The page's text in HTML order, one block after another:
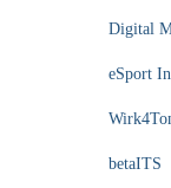
Digital
eSport
betaITS